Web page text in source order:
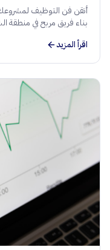
أتقن فن التوظيف لمشروعك
بناء فريق مربح في منطقة
اقرأ المزيد